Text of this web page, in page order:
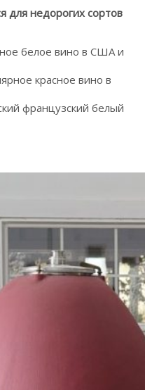
для недорогих сортов
белое вино в США и
красное вино в
французский белый